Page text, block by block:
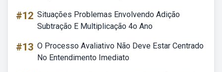
#12 Situações Problemas Envolvendo Adição
Subtração E Multiplicação 4o Ano
#13 O Processo Avaliativo Não Deve Estar Centrado
No Entendimento Imediato